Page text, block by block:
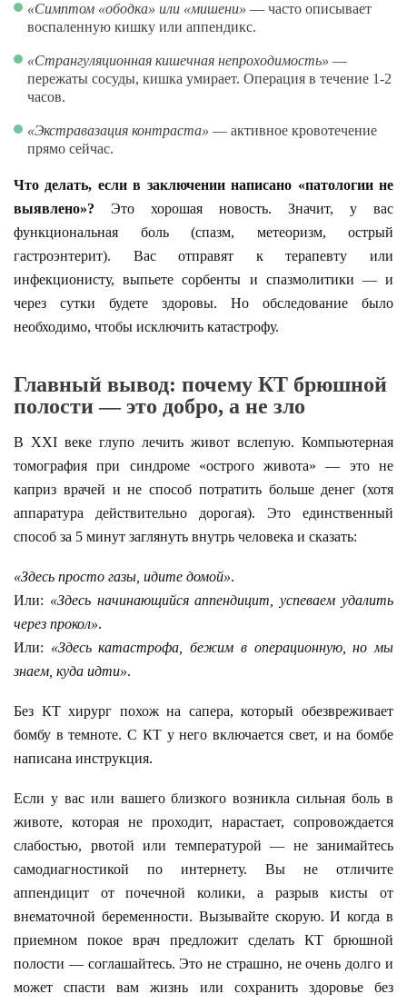
«Симптом «ободка» или «мишени» — часто описывает
воспаленную кишку или аппендикс.
«Странгуляционная кишечная непроходимость» —
пережаты сосуды, кишка умирает. Операция в течение 1-2
часов.
«Экстравазация контраста» — активное кровотечение
прямо сейчас.
Что делать, если в заключении написано «патологии не
выявлено»? Это хорошая новость. Значит, у вас
функциональная боль (спазм, метеоризм, острый
гастроэнтерит). Вас отправят к терапевту или
инфекционисту, выпьете сорбенты и спазмолитики — и
через сутки будете здоровы. Но обследование было
необходимо, чтобы исключить катастрофу.
Главный вывод: почему КТ брюшной
полости — это добро, а не зло
В XXI веке глупо лечить живот вслепую. Компьютерная
томография при синдроме «острого живота» — это не
каприз врачей и не способ потратить больше денег (хотя
аппаратура действительно дорогая). Это единственный
способ за 5 минут заглянуть внутрь человека и сказать:
«Здесь просто газы, идите домой».
Или: «Здесь начинающийся аппендицит, успеваем удалить
через прокол».
Или: «Здесь катастрофа, бежим в операционную, но мы
знаем, куда идти».
Без КТ хирург похож на сапера, который обезвреживает
бомбу в темноте. С КТ у него включается свет, и на бомбе
написана инструкция.
Если у вас или вашего близкого возникла сильная боль в
животе, которая не проходит, нарастает, сопровождается
слабостью, рвотой или температурой — не занимайтесь
самодиагностикой по интернету. Вы не отличите
аппендицит от почечной колики, а разрыв кисты от
внематочной беременности. Вызывайте скорую. И когда в
приемном покое врач предложит сделать КТ брюшной
полости — соглашайтесь. Это не страшно, не очень долго и
может спасти вам жизнь или сохранить здоровье без